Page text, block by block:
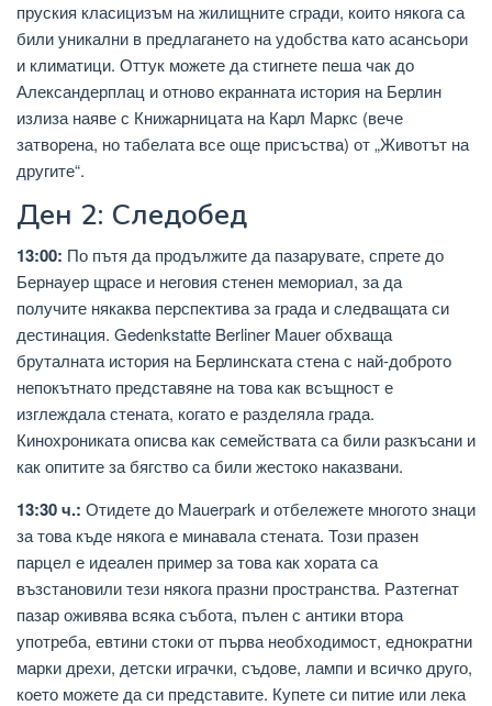
пруския класицизъм на жилищните сгради, които някога са
били уникални в предлагането на удобства като асансьори
и климатици. Оттук можете да стигнете пеша чак до
Александерплац и отново екранната история на Берлин
излиза наяве с Книжарницата на Карл Маркс (вече
затворена, но табелата все още присъства) от „Животът на
другите“.
Ден 2: Следобед
13:00: По пътя да продължите да пазарувате, спрете до
Бернауер щрасе и неговия стенен мемориал, за да
получите някаква перспектива за града и следващата си
дестинация. Gedenkstatte Berliner Mauer обхваща
бруталната история на Берлинската стена с най-доброто
непокътнато представяне на това как всъщност е
изглеждала стената, когато е разделяла града.
Кинохрониката описва как семействата са били разкъсани и
как опитите за бягство са били жестоко наказвани.
13:30 ч.: Отидете до Mauerpark и отбележете многото знаци
за това къде някога е минавала стената. Този празен
парцел е идеален пример за това как хората са
възстановили тези някога празни пространства. Разтегнат
пазар оживява всяка събота, пълен с антики втора
употреба, евтини стоки от първа необходимост, еднократни
марки дрехи, детски играчки, съдове, лампи и всичко друго,
което можете да си представите. Купете си питие или лека